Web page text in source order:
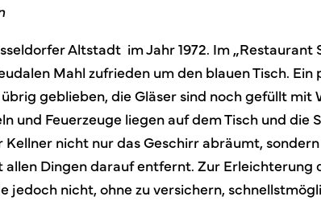
Altstadt im Jahr 1972. Im „Restaurant
Mahl zufrieden um den blauen Tisch.
geblieben, die Gläser sind noch gefüllt mit
und Feuerzeuge liegen auf dem Tisch und die
Kellner nicht nur das Geschirr abräumt,
Dingen darauf entfernt. Zur Erleichterung
jedoch nicht, ohne zu versichern,